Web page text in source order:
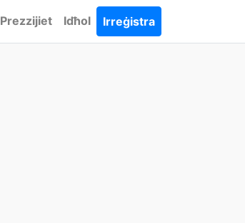
Prezzijiet Idħol Irreġistra